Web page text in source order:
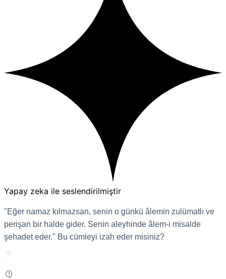
Yapay zeka ile seslendirilmiştir
"Eğer namaz kılmazsan, senin o günkü âlemin zulümatlı ve
perişan bir halde gider. Senin aleyhinde âlem-i misalde
şehadet eder." Bu cümleyi izah eder misiniz?